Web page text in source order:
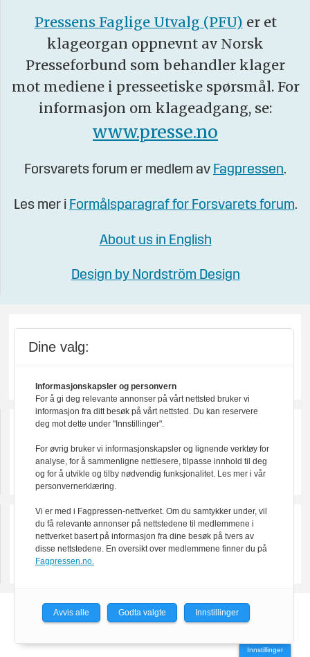
Pressens Faglige Utvalg (PFU) er et
klageorgan oppnevnt av Norsk
Presseforbund som behandler klager
mot mediene i presseetiske spørsmål. For
informasjon om klageadgang, se:
www.presse.no
Forsvarets forum er medlem av Fagpressen.
Les mer i Formålsparagraf for Forsvarets forum.
About us in English
Design by Nordström Design
Powered by Labrador CMS
Innstillinger
Dine valg:
Informasjonskapsler og personvern
For å gi deg relevante annonser på vårt nettsted bruker vi
informasjon fra ditt besøk på vårt nettsted. Du kan reservere
deg mot dette under "Innstillinger".
For øvrig bruker vi informasjonskapsler og lignende verktøy for
analyse, for å sammenligne nettlesere, tilpasse innhold til deg
og for å utvikle og tilby nødvendig funksjonalitet. Les mer i vår
personvernerklæring.
Vi er med i Fagpressen-nettverket. Om du samtykker under, vil
du få relevante annonser på nettstedene til medlemmene i
nettverket basert på informasjon fra dine besøk på tvers av
disse nettstedene. En oversikt over medlemmene finner du på
Fagpressen.no.
Avvis alle Godta valgte Innstillinger